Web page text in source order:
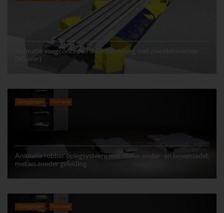
Animatie voegconcept 7.3 lamellenvoeg met zwenktraversen
(Maurer)
Opleggingen Animatie
Animatie rubber oplegsysteem met stalen onder- en bovenzadel,
met en zonder geleiding
Opleggingen Animatie